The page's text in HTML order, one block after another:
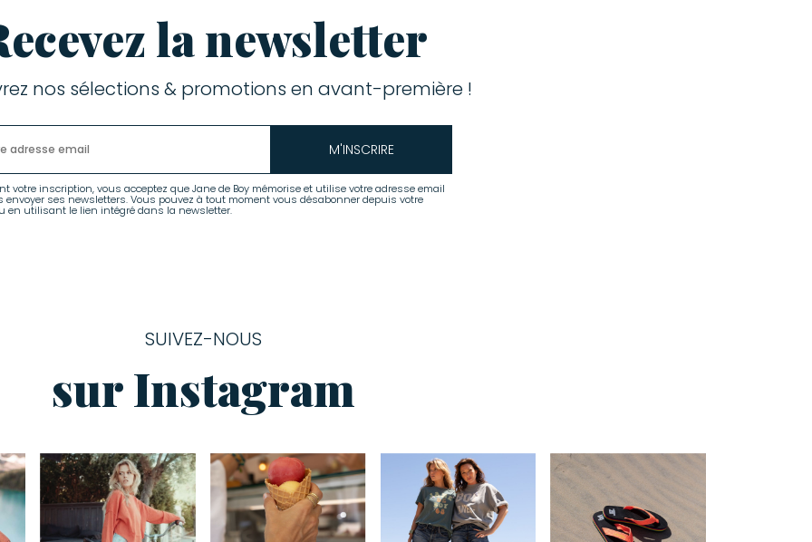
la newsletter
nos sélections & promotions en avant-première !
M'INSCRIRE
votre inscription, vous acceptez que Jane de Boy mémorise et utilise votre adresse email
envoyer ses newsletters. Vous pouvez à tout moment vous désabonner depuis votre
en utilisant le lien intégré dans la newsletter.
SUIVEZ-NOUS
sur Instagram